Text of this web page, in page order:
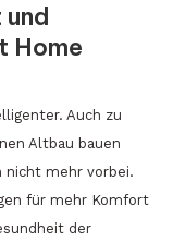
Home
Auch zu
Altbau bauen
nicht mehr vorbei.
für mehr Komfort
der